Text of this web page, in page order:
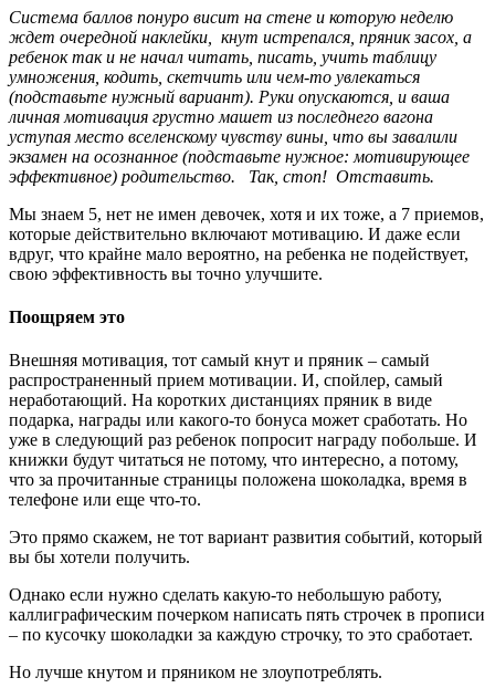
Система баллов понуро висит на стене и которую неделю
ждет очередной наклейки, кнут истрепался, пряник засох, а
ребенок так и не начал читать, писать, учить таблицу
умножения, кодить, скетчить или чем-то увлекаться
(подставьте нужный вариант). Руки опускаются, и ваша
личная мотивация грустно машет из последнего вагона
уступая место вселенскому чувству вины, что вы завалили
экзамен на осознанное (подставьте нужное: мотивирующее
эффективное) родительство. Так, стоп! Отставить.
Мы знаем 5, нет не имен девочек, хотя и их тоже, а 7 приемов,
которые действительно включают мотивацию. И даже если
вдруг, что крайне мало вероятно, на ребенка не подействует,
свою эффективность вы точно улучшите.
Поощряем это
Внешняя мотивация, тот самый кнут и пряник – самый
распространенный прием мотивации. И, спойлер, самый
неработающий. На коротких дистанциях пряник в виде
подарка, награды или какого-то бонуса может сработать. Но
уже в следующий раз ребенок попросит награду побольше. И
книжки будут читаться не потому, что интересно, а потому,
что за прочитанные страницы положена шоколадка, время в
телефоне или еще что-то.
Это прямо скажем, не тот вариант развития событий, который
вы бы хотели получить.
Однако если нужно сделать какую-то небольшую работу,
каллиграфическим почерком написать пять строчек в прописи
– по кусочку шоколадки за каждую строчку, то это сработает.
Но лучше кнутом и пряником не злоупотреблять.